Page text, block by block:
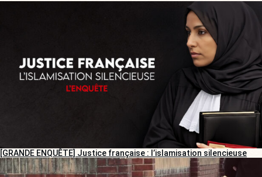
[GRANDE ENQUÊTE] Justice française : l’islamisation silencieuse